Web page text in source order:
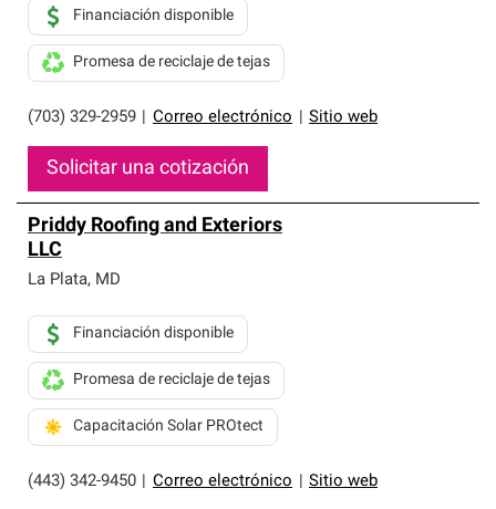
(703) 329-2959 Correo electrónico Sitio web
Financiación disponible
Promesa de reciclaje de tejas
Solicitar una cotización
Priddy Roofing and Exteriors
LLC
La Plata, MD
(443) 342-9450 Correo electrónico Sitio web
Financiación disponible
Promesa de reciclaje de tejas
Capacitación Solar PROtect